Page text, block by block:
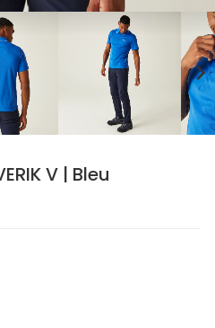
chevron_right
V | Bleu